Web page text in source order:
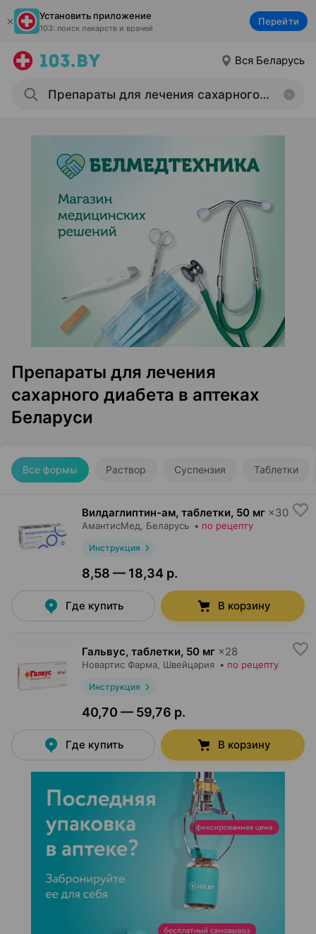
Установить приложение
103: поиск лекарств и врачей
Перейти
Вся Беларусь
Препараты для лечения
сахарного диабета в аптеках
Беларуси
Все формы Раствор Суспензия Таблетки
Вилдаглиптин-ам, таблетки, 50 мг ×30
АмантисМед , Беларусь • по рецепту
Инструкция
8,58 — 18,34 р.
Где купить В корзину
Гальвус, таблетки, 50 мг ×28
Новартис Фарма , Швейцария • по рецепту
Инструкция
40,70 — 59,76 р.
Где купить В корзину